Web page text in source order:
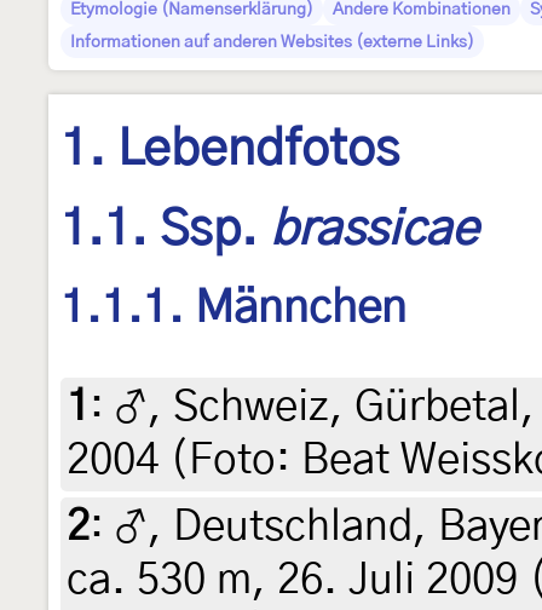
Etymologie (Namenserklärung) Andere Kombinationen
Informationen auf anderen Websites (externe Links)
1. Lebendfotos
1.1. Ssp. brassicae
1.1.1. Männchen
1 : ♂, Schweiz,
2004 (Foto: Beat
2: ♂, Deutschland,
ca. 530 m, 26. Juli